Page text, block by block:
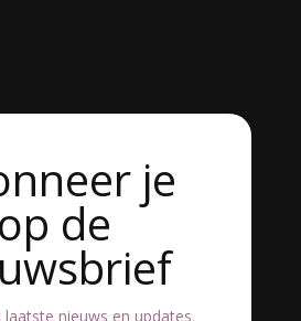
je
op de
nieuws en updates.